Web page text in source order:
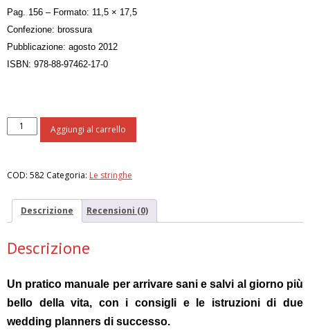
Pag. 156 – Formato: 11,5 × 17,5
Confezione: brossura
Pubblicazione: agosto 2012
ISBN: 978-88-97462-17-0
bel
Aggiungi al carrello
COD: 582 Categoria: Le stringhe
Descrizione Recensioni (0)
Descrizione
Un pratico manuale per arrivare sani e salvi al giorno più
bello della vita, con i consigli e le istruzioni di due
wedding planners di successo.